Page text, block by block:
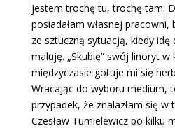
jestem trochę tu, trochę tam.
posiadałam własnej
ze sztuczną sytuacją, kiedy
maluję. „Skubię” swój linoryt
międzyczasie gotuje mi się
Wracając do wyboru medium,
przypadek, że znalazłam się
Czesław Tumielewicz po kilku